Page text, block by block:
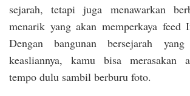
sejarah, tetapi juga menawarkan
menarik yang akan memperkaya feed
Dengan bangunan bersejarah
keasliannya, kamu bisa merasakan
tempo dulu sambil berburu foto.